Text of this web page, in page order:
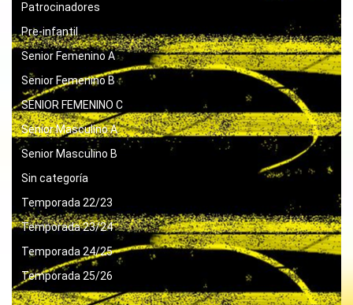
Patrocinadores
Pre-infantil
Senior Femenino A
Senior Femenino B
SENIOR FEMENINO C
Senior Masculino A
Senior Masculino B
Sin categoría
Temporada 22/23
Temporada 23/24
Temporada 24/25
Temporada 25/26